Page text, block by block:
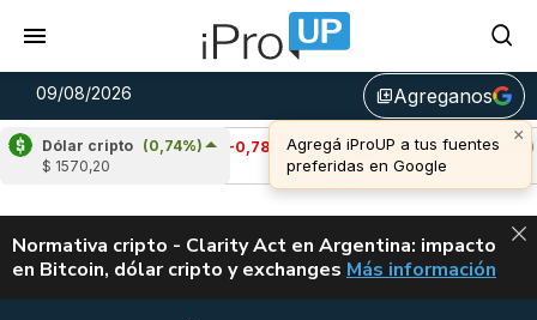
09/08/2026 library_addAgreganos
Dólar cripto (0,74%)
$ 1570,20
Cardano (-0,78%)
u$s 0,20
Avalanche (0,55%)
u$s 6,49
ALERTA
Normativa cripto - Clarity Act en Argentina: impacto
en Bitcoin, dólar cripto y exchanges CLARITY ACT EN
Más información